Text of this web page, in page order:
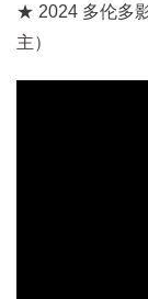
★ 2024 多伦多
主）